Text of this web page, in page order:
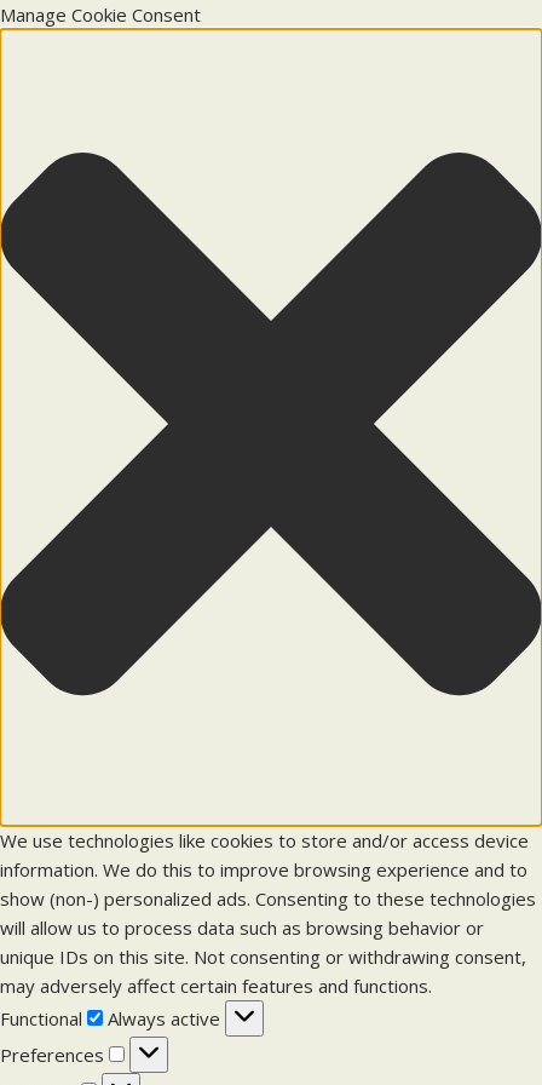
Manage Cookie Consent
We use technologies like cookies to store and/or access device
information. We do this to improve browsing experience and to
show (non-) personalized ads. Consenting to these technologies
will allow us to process data such as browsing behavior or
unique IDs on this site. Not consenting or withdrawing consent,
may adversely affect certain features and functions.
Functional
F
u
n
Always active
Preferences
P
r